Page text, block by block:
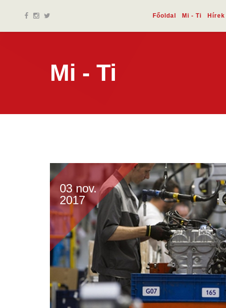
Főoldal Mi - Ti Hírek
Mi - Ti
03 nov.
2017